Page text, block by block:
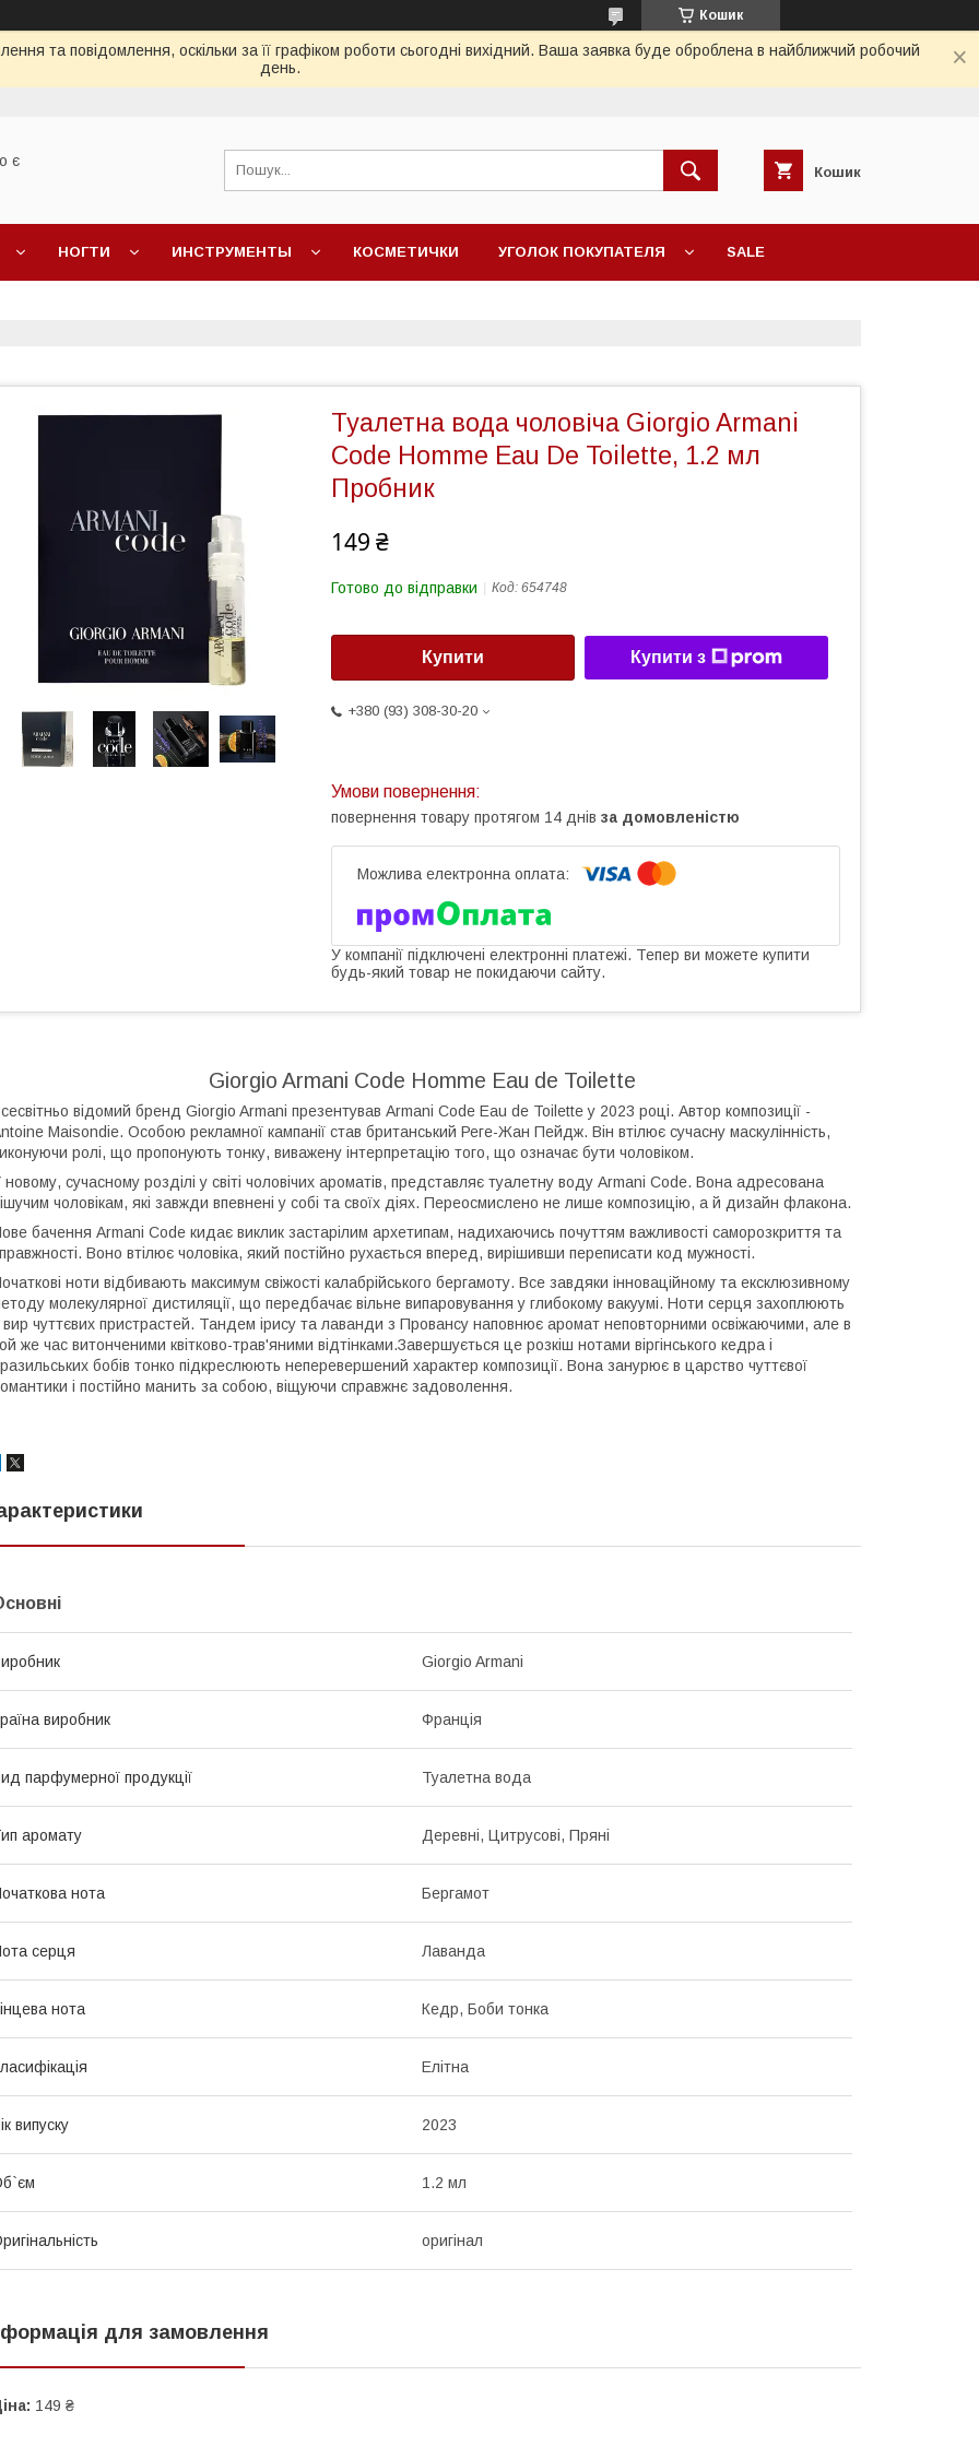
Кошик
та повідомлення, оскільки за її графіком роботи сьогодні вихідний. Ваша заявка буде оброблена в найближчий робочий
день.
є
Кошик
НОГТИ ИНСТРУМЕНТЫ КОСМЕТИЧКИ УГОЛОК ПОКУПАТЕЛЯ SALE
Туалетна вода чоловіча Giorgio Armani
Code Homme Eau De Toilette, 1.2 мл
Пробник
149 ₴
Готово до відправки Код: 654748
Купити Купити з
+380 (93) 308-30-20
повернення товару протягом 14 днів за домовленістю
У компанії підключені електронні платежі. Тепер ви можете купити
будь-який товар не покидаючи сайту.
Giorgio Armani Code Homme Eau de Toilette
відомий бренд Giorgio Armani презентував Armani Code Eau de Toilette у 2023 році. Автор композиції -
Maisondie. Особою рекламної кампанії став британський Реге-Жан Пейдж. Він втілює сучасну маскулінність,
ролі, що пропонують тонку, виважену інтерпретацію того, що означає бути чоловіком.
новому, сучасному розділі у світі чоловічих ароматів, представляє туалетну воду Armani Code. Вона адресована
чоловікам, які завжди впевнені у собі та своїх діях. Переосмислено не лише композицію, а й дизайн флакона.
бачення Armani Code кидає виклик застарілим архетипам, надихаючись почуттям важливості саморозкриття та
Воно втілює чоловіка, який постійно рухається вперед, вирішивши переписати код мужності.
ноти відбивають максимум свіжості калабрійського бергамоту. Все завдяки інноваційному та ексклюзивному
молекулярної дистиляції, що передбачає вільне випаровування у глибокому вакуумі. Ноти серця захоплюють
вир чуттєвих пристрастей. Тандем ірису та лаванди з Провансу наповнює аромат неповторними освіжаючими, але в
же час витонченими квітково-трав'яними відтінками.Завершується це розкіш нотами віргінського кедра і
бобів тонко підкреслюють неперевершений характер композиції. Вона занурює в царство чуттєвої
і постійно манить за собою, віщуючи справжнє задоволення.
Giorgio Armani
виробник Франція
парфумерної продукції Туалетна вода
аромату Деревні, Цитрусові, Пряні
нота Бергамот
серця Лаванда
нота Кедр, Боби тонка
Елітна
випуску 2023
1.2 мл
оригінал
для замовлення
149 ₴